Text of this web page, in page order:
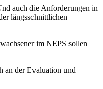
auch die Anforderungen in
längsschnittlichen
im NEPS sollen
an der Evaluation und